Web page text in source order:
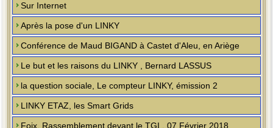
Sur Internet
Après la pose d'un LINKY
Conférence de Maud BIGAND à Castet d'Aleu, en Ariège
Le but et les raisons du LINKY , Bernard LASSUS
la question sociale, Le compteur LINKY, émission 2
LINKY ETAZ, les Smart Grids
Foix, Rassemblement devant le TGI , 07 Février 2018